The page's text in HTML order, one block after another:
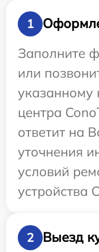
1
Заполните
или
указанному
центра
ответит на
уточнения
условий
устройства
2 Выезд